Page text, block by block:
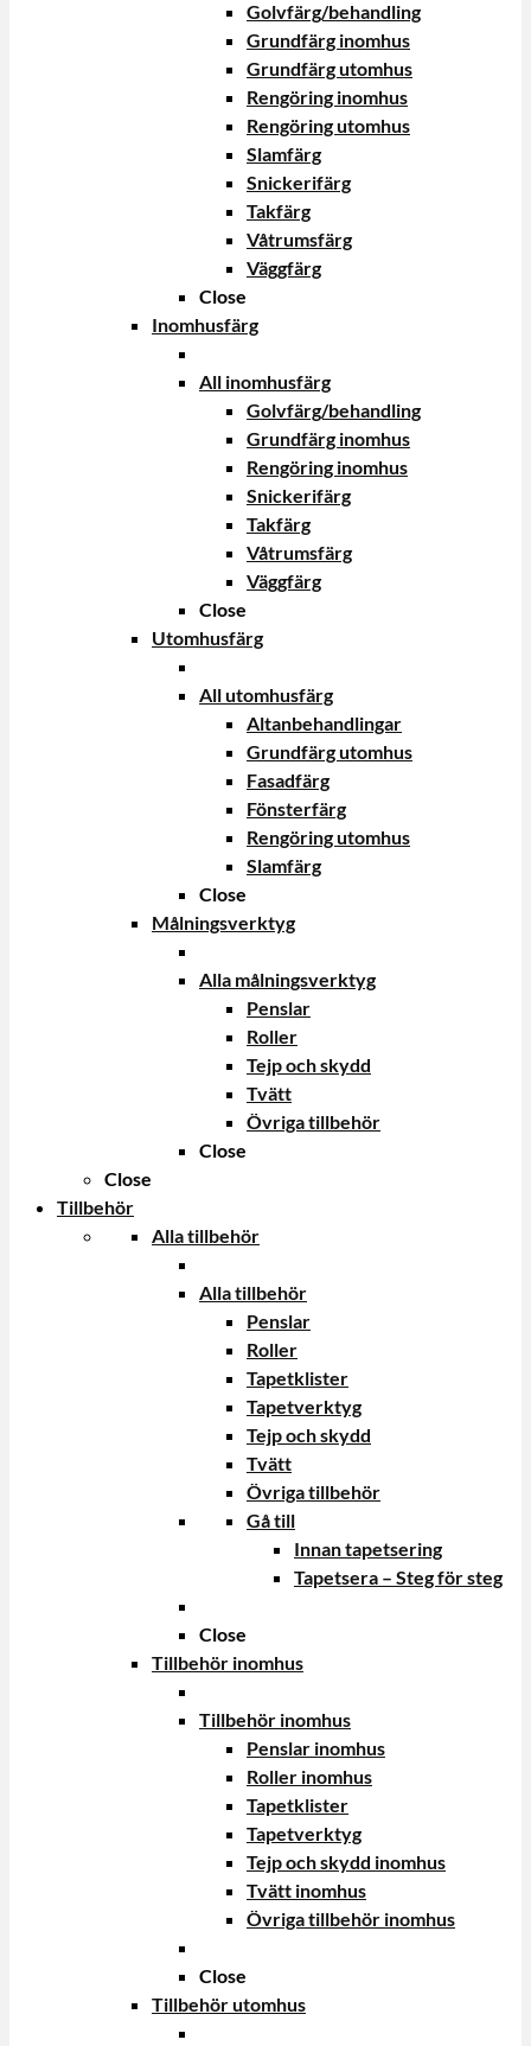
Golvfärg/behandling
Grundfärg inomhus
Grundfärg utomhus
Rengöring inomhus
Rengöring utomhus
Slamfärg
Snickerifärg
Takfärg
Våtrumsfärg
Väggfärg
Close
Inomhusfärg
All inomhusfärg
Golvfärg/behandling
Grundfärg inomhus
Rengöring inomhus
Snickerifärg
Takfärg
Våtrumsfärg
Väggfärg
Close
Utomhusfärg
All utomhusfärg
Altanbehandlingar
Grundfärg utomhus
Fasadfärg
Fönsterfärg
Rengöring utomhus
Slamfärg
Close
Målningsverktyg
Alla målningsverktyg
Penslar
Roller
Tejp och skydd
Tvätt
Övriga tillbehör
Close
Close
Tillbehör
Alla tillbehör
Alla tillbehör
Penslar
Roller
Tapetklister
Tapetverktyg
Tejp och skydd
Tvätt
Övriga tillbehör
Gå till
Innan tapetsering
Tapetsera – Steg för steg
Close
Tillbehör inomhus
Tillbehör inomhus
Penslar inomhus
Roller inomhus
Tapetklister
Tapetverktyg
Tejp och skydd inomhus
Tvätt inomhus
Övriga tillbehör inomhus
Close
Tillbehör utomhus